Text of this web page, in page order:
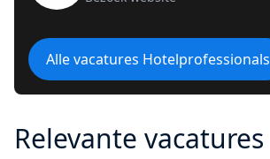
Alle vacatures Hotelprofessionals
Relevante vacatures